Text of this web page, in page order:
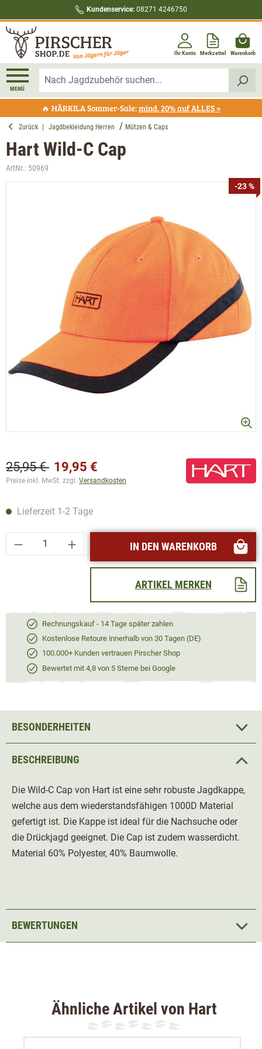
Kundenservice: 08271 4246750
Ihr Konto Merkzettel Warenkorb
MENÜ
🔥 HÄRKILA Sommer-Sale:mind. 20% auf ALLES »
Zurück Jagdbekleidung Herren Mützen & Caps
Hart Wild-C Cap
ArtNr.: 50969
-23 %
25,95 € 19,95 €
Preise inkl. MwSt. zzgl. Versandkosten
Lieferzeit 1-2 Tage
Produkt Anzahl: Gib den gewünschten
IN DEN WARENKORB
ARTIKEL MERKEN
Rechnungskauf - 14 Tage später zahlen
Kostenlose Retoure innerhalb von 30 Tagen (DE)
100.000+ Kunden vertrauen Pirscher Shop
Bewertet mit 4,8 von 5 Sterne bei Google
BESCHREIBUNG
Die Wild-C Cap von Hart ist eine sehr robuste Jagdkappe,
welche aus dem wiederstandsfähigen 1000D Material
gefertigt ist. Die Kappe ist ideal für die Nachsuche oder
die Drückjagd geeignet. Die Cap ist zudem wasserdicht.
Material 60% Polyester, 40% Baumwolle.
BESONDERHEITEN
BEWERTUNGEN
Ähnliche Artikel von Hart